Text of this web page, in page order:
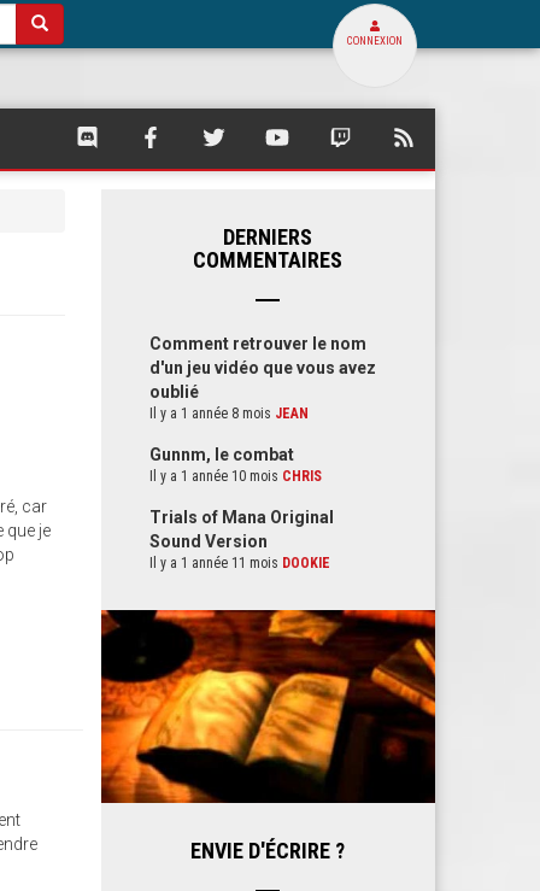
CONNEXION
SQUARE
SQUARE SQUARE SQUARE SQUARE
car
que je
DERNIERS
COMMENTAIRES
Comment retrouver le nom
d'un jeu vidéo que vous avez
oublié
Il y a 1 année 8 mois JEAN
Gunnm, le combat
Il y a 1 année 10 mois CHRIS
Trials of Mana Original
Sound Version
Il y a 1 année 11 mois DOOKIE
ENVIE D'ÉCRIRE ?